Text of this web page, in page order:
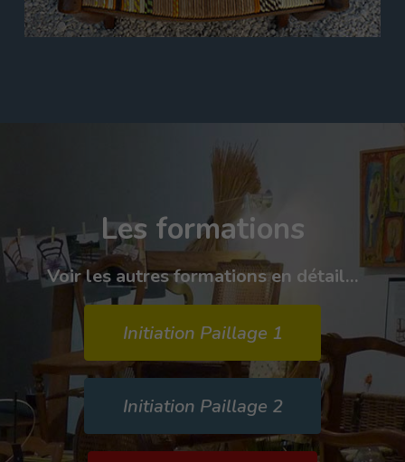
Les formations
Voir les autres formations en détail...
Initiation Paillage 1
Initiation Paillage 2